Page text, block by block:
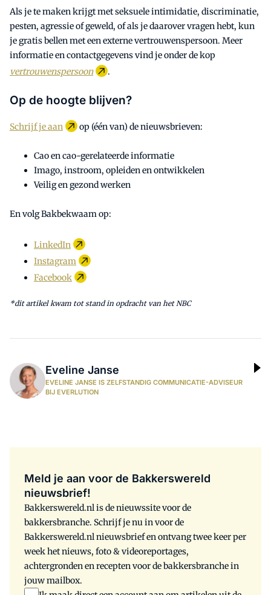
Als je te maken krijgt met seksuele intimidatie, discriminatie,
pesten, agressie of geweld, of als je daarover vragen hebt, kun
je gratis bellen met een externe vertrouwenspersoon. Meer
informatie en contactgegevens vind je onder de kop
vertrouwenspersoon
.
Op de hoogte blijven?
Schrijf je aan op (één van) de nieuwsbrieven:
Cao en cao-gerelateerde informatie
Imago, instroom, opleiden en ontwikkelen
Veilig en gezond werken
En volg Bakbekwaam op:
LinkedIn
Instagram
Facebook
*dit artikel kwam tot stand in opdracht van het NBC
Eveline Janse
EVELINE JANSE IS ZELFSTANDIG COMMUNICATIE-ADVISEUR
BIJ EVERLUTION
Meld je aan voor de Bakkerswereld
nieuwsbrief!
Bakkerswereld.nl is de nieuwssite voor de
bakkersbranche. Schrijf je nu in voor de
Bakkerswereld.nl nieuwsbrief en ontvang twee keer per
week het nieuws, foto & videoreportages,
achtergronden en recepten voor de bakkersbranche in
jouw mailbox.